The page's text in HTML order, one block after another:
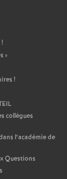
!
»
!
collègues
l’académie de
Questions